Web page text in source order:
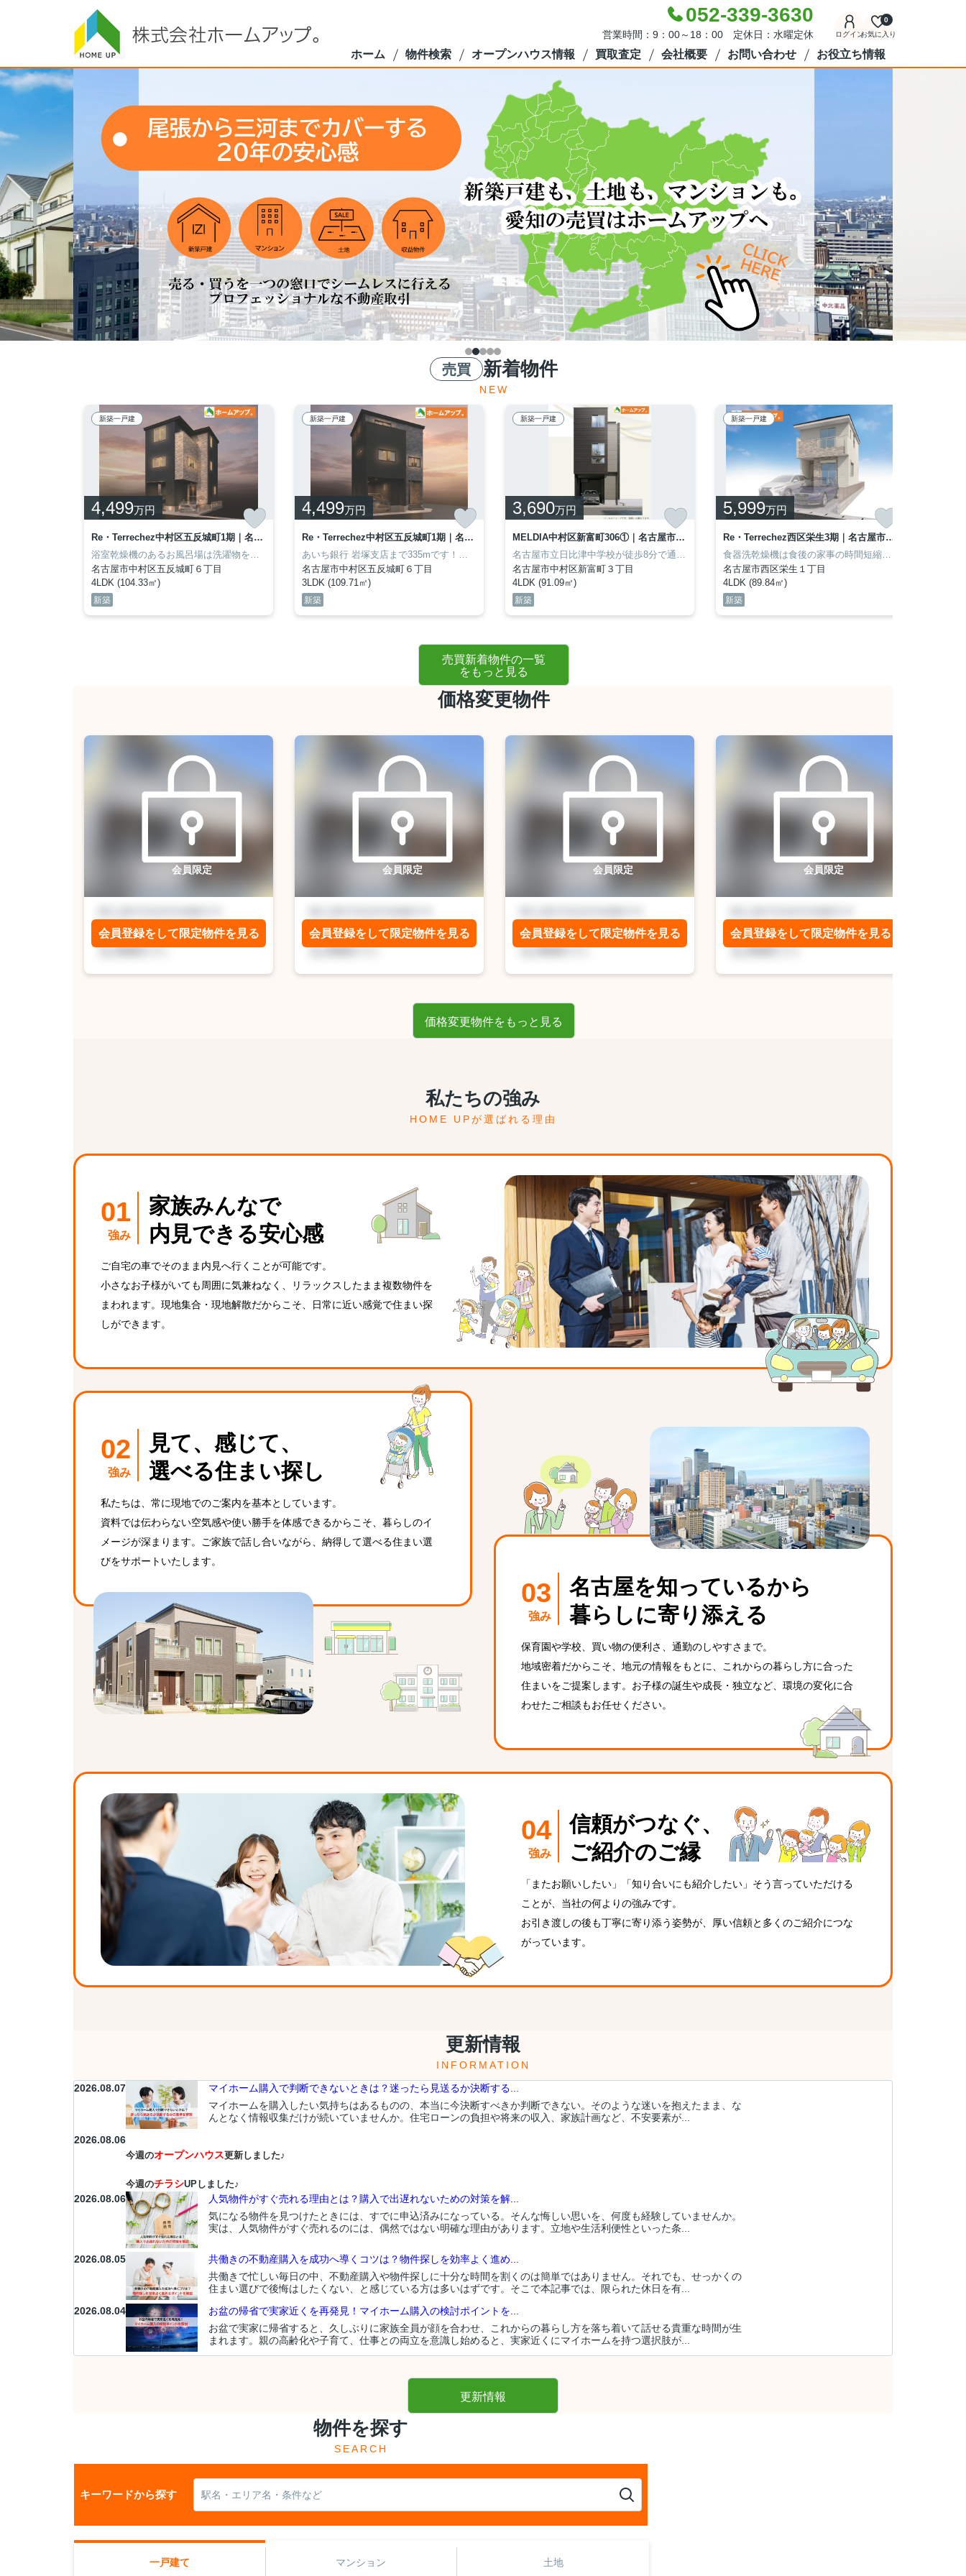
052-339-3630
営業時間：9：00～18：00 定休日：水曜定休 ログインお気に入り
0
ホーム 物件検索 オープンハウス情報 買取査定 会社概要 お問い合わせ お役立ち情報
売買 新着物件
NEW
新築一戸建
4,499万円
Re・Terrechez中村区五反城町1期｜名古屋市の戸建ならホームアップ 2号棟
浴室乾燥機のあるお風呂場は洗濯物を干すときにも便利です！快適な生活を送れる4LDKの物件情報あります！システムキッチン付きの物件です！こだわりの条件として選ばれることが多い、駅徒歩3分の駅近物件です！一戸建てを探すのであれば、当社スタッフがお手伝いいたします！名古屋市中村区の名古屋市営東山線岩塚周辺にある不動産のことならお任せください(^^)
名古屋市中村区五反城町６丁目
4LDK (104.33㎡)
新築
新築一戸建
4,499万円
Re・Terrechez中村区五反城町1期｜名古屋市の戸建ならホームアップ 1号棟
あいち銀行 岩塚支店まで335mです！徒歩3分の場所に駅のある物件です！4LDKの物件は室内も広々としており、開放感があります！TVインターホンで、モニターから来訪者が確認できます！当社スタッフが不動産の購入をサポートさせていただきます！不動産購入で失敗をしたくないのであれば、プロの私どもにお任せください(^^)
名古屋市中村区五反城町６丁目
3LDK (109.71㎡)
新築
新築一戸建
3,690万円
MELDIA中村区新富町306①｜名古屋市の戸建ならホームアップ 1号棟
名古屋市立日比津中学校が徒歩8分で通学にも便利です♪床暖房が付いているのでエアコンやファンヒーターによる空気や肌の乾燥を防げます♪来訪者の顔が見えるTVインターホン付き♪当社は名古屋市中村区で、安心して長く住める戸建てをご提案いたします♪052-339-3630、e.futamura@homeup.co.jpまでご相談ください(*^^*)
名古屋市中村区新富町３丁目
4LDK (91.09㎡)
新築
新築一戸建
5,999万円
Re・Terrechez西区栄生3期｜名古屋市の戸建ならホームアップ 2号棟
食器洗乾燥機は食後の家事の時間短縮に役立ちます◎生乾きの洗濯物をしっかり乾かしたい時でもすぐに乾燥できる、浴室乾燥機付きの物件です◎ゆったりとしたくつろぎの空間のある、4LDKの物件です◎当社がご案内する名鉄名古屋本線栄生付近の一戸建て情報で、気になる点がございましたら052-339-3630またはe.futamura@homeup.co.jpまでご連絡ください(*^^*)
名古屋市西区栄生１丁目
4LDK (89.84㎡)
新築
売買新着物件の一覧
をもっと見る
価格変更物件
会員限定
会員登録をして限定物件を見る
会員限定
会員登録をして限定物件を見る
会員限定
会員登録をして限定物件を見る
会員限定
会員登録をして限定物件を見る
価格変更物件をもっと見る
私たちの強み
HOME UPが選ばれる理由
強み
家族みんなで
内見できる安心感
ご自宅の車でそのまま内見へ行くことが可能です。
小さなお子様がいても周囲に気兼ねなく、リラックスしたまま複数物件を
まわれます。現地集合・現地解散だからこそ、日常に近い感覚で住まい探
しができます。
強み
見て、感じて、
選べる住まい探し
私たちは、常に現地でのご案内を基本としています。
資料では伝わらない空気感や使い勝手を体感できるからこそ、暮らしのイ
メージが深まります。ご家族で話し合いながら、納得して選べる住まい選
びをサポートいたします。
強み
名古屋を知っているから
暮らしに寄り添える
保育園や学校、買い物の便利さ、通勤のしやすさまで。
地域密着だからこそ、地元の情報をもとに、これからの暮らし方に合った
住まいをご提案します。お子様の誕生や成長・独立など、環境の変化に合
わせたご相談もお任せください。
強み
信頼がつなぐ、
ご紹介のご縁
「またお願いしたい」「知り合いにも紹介したい」そう言っていただける
ことが、当社の何よりの強みです。
お引き渡しの後も丁寧に寄り添う姿勢が、厚い信頼と多くのご紹介につな
がっています。
更新情報
INFORMATION
2026.08.07
マイホーム購入で判断できないときは？迷ったら見送るか決断する...
マイホームを購入したい気持ちはあるものの、本当に今決断すべきか判断できない。そのような迷いを抱えたまま、な
んとなく情報収集だけが続いていませんか。住宅ローンの負担や将来の収入、家族計画など、不安要素が...
2026.08.06
今週のオープンハウス更新しました♪
今週のチラシUPしました♪
2026.08.06
人気物件がすぐ売れる理由とは？購入で出遅れないための対策を解...
気になる物件を見つけたときには、すでに申込済みになっている。そんな悔しい思いを、何度も経験していませんか。
実は、人気物件がすぐ売れるのには、偶然ではない明確な理由があります。立地や生活利便性といった条...
2026.08.05
共働きの不動産購入を成功へ導くコツは？物件探しを効率よく進め...
共働きで忙しい毎日の中、不動産購入や物件探しに十分な時間を割くのは簡単ではありません。それでも、せっかくの
住まい選びで後悔はしたくない、と感じている方は多いはずです。そこで本記事では、限られた休日を有...
2026.08.04
お盆の帰省で実家近くを再発見！マイホーム購入の検討ポイントを...
お盆で実家に帰省すると、久しぶりに家族全員が顔を合わせ、これからの暮らし方を落ち着いて話せる貴重な時間が生
まれます。親の高齢化や子育て、仕事との両立を意識し始めると、実家近くにマイホームを持つ選択肢が...
更新情報
物件を探す
SEARCH
キーワードから探す
一戸建て マンション 土地